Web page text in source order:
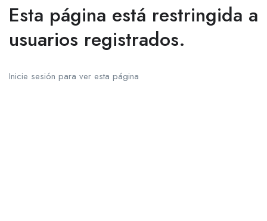
Esta página está restringida a
usuarios registrados.
Inicie sesión para ver esta página